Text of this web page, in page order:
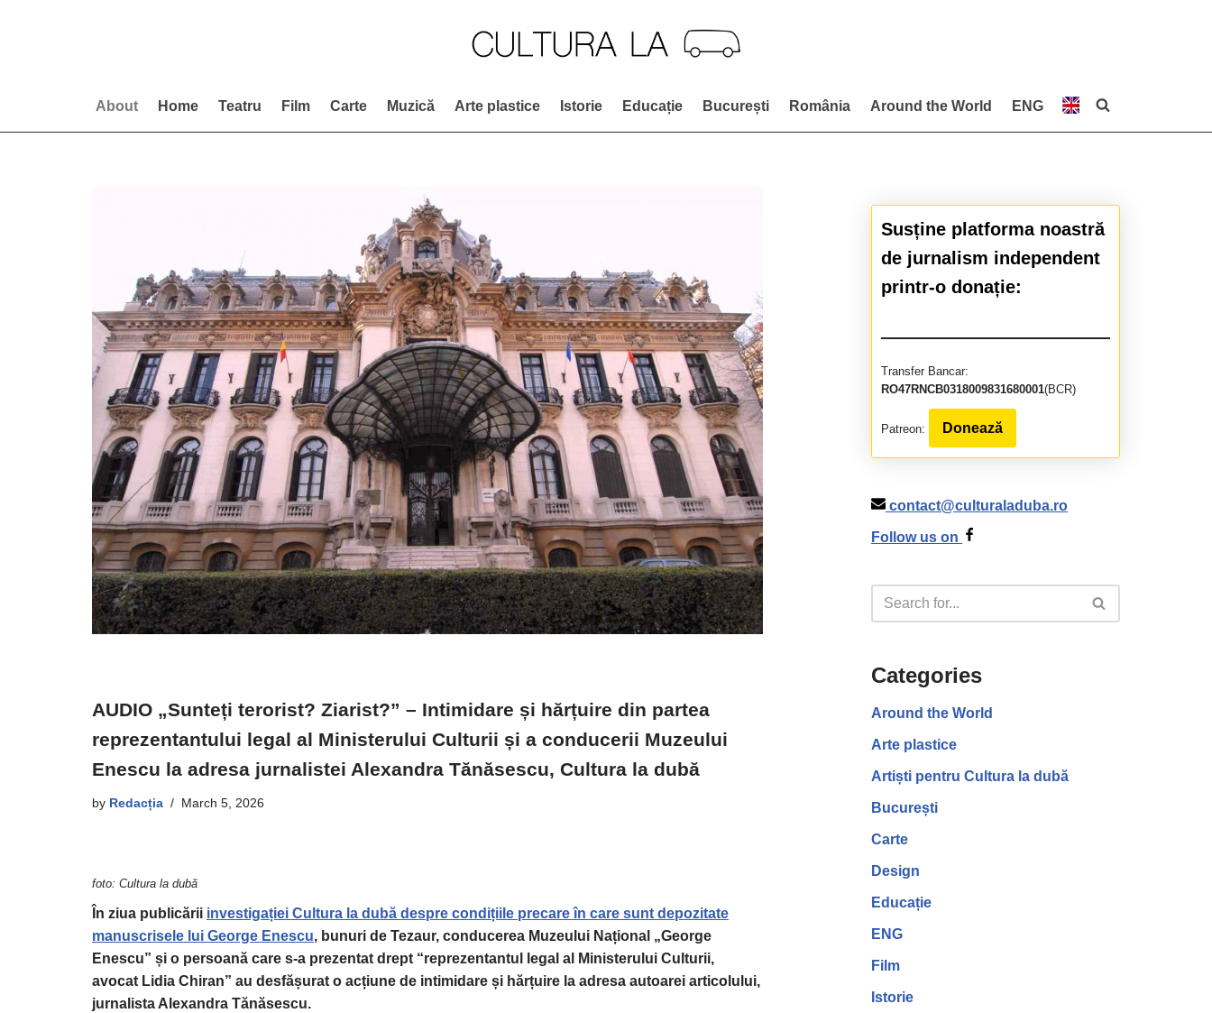
About Home Teatru Film Carte Muzică Arte plastice Istorie Educație București România Around the World ENG
AUDIO „Sunteți terorist? Ziarist?” – Intimidare și hărțuire din partea
reprezentantului legal al Ministerului Culturii și a conducerii Muzeului
Enescu la adresa jurnalistei Alexandra Tănăsescu, Cultura la dubă
by Redacția March 5, 2026
foto: Cultura la dubă
În ziua publicării investigației Cultura la dubă despre condițiile precare în care sunt depozitate
manuscrisele lui George Enescu, bunuri de Tezaur, conducerea Muzeului Național „George
Enescu” și o persoană care s-a prezentat drept “reprezentantul legal al Ministerului Culturii,
avocat Lidia Chiran” au desfășurat o acțiune de intimidare și hărțuire la adresa autoarei articolului,
jurnalista Alexandra Tănăsescu.
Susține platforma noastră
de jurnalism independent
printr-o donație:
Transfer Bancar:
RO47RNCB0318009831680001(BCR)
Patreon: Donează
contact@culturaladuba.ro
Follow us on
Categories
Around the World
Arte plastice
Artiști pentru Cultura la dubă
București
Carte
Design
Educație
ENG
Film
Istorie